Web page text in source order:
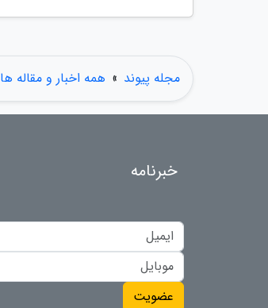
مجله پیوند » همه اخبار و مقاله ها
خبرنامه
عضویت